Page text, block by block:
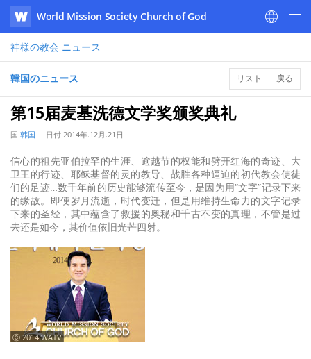
WATV
World Mission Society Church of God
神様の教会 ニュース
韓国のニュース リスト 戻る
第15届麦基洗德文学奖颁奖典礼
国 韩国 日付 2014年.12月.21日
信心的祖先亚伯拉罕的生涯、逾越节的权能和劈开红海的奇迹、大
卫王的行迹、耶稣基督的灵的教导、战胜各种逼迫的初代教会使徒
们的足迹…数千年前的历史能够流传至今，是因为用“文字”记录下来
的缘故。即便岁月流逝，时代变迁，但是用维持生命力的文字记录
下来的圣经，其中蕴含了救援的奥秘和千古不变的真理，不管是过
去还是如今，其价值依旧光芒四射。
ⓒ 2014 WATV